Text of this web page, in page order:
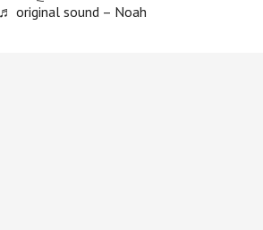
♬ original sound – Noah